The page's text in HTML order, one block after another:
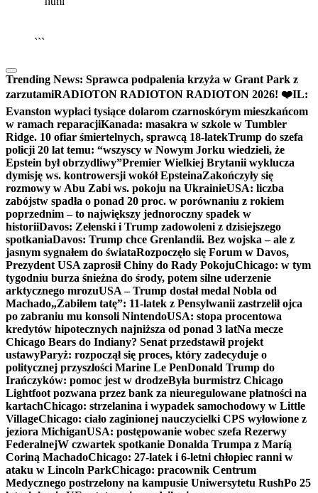
```
Trending News: Sprawca podpalenia krzyża w Grant Park z
zarzutamiRADIOTON RADIOTON RADIOTON 2026! ❤️IL:
Evanston wypłaci tysiące dolarom czarnoskórym mieszkańcom
w ramach reparacjiKanada: masakra w szkole w Tumbler
Ridge. 10 ofiar śmiertelnych, sprawcą 18-latekTrump do szefa
policji 20 lat temu: “wszyscy w Nowym Jorku wiedzieli, że
Epstein był obrzydliwy”Premier Wielkiej Brytanii wyklucza
dymisję ws. kontrowersji wokół EpsteinaZakończyły się
rozmowy w Abu Zabi ws. pokoju na UkrainieUSA: liczba
zabójstw spadła o ponad 20 proc. w porównaniu z rokiem
poprzednim – to największy jednoroczny spadek w
historiiDavos: Zełenski i Trump zadowoleni z dzisiejszego
spotkaniaDavos: Trump chce Grenlandii. Bez wojska – ale z
jasnym sygnałem do świataRozpoczęło się Forum w Davos,
Prezydent USA zaprosił Chiny do Rady PokojuChicago: w tym
tygodniu burza śnieżna do środy, potem silne uderzenie
arktycznego mrozuUSA – Trump dostał medal Nobla od
Machado„Zabiłem tatę”: 11-latek z Pensylwanii zastrzelił ojca
po zabraniu mu konsoli NintendoUSA: stopa procentowa
kredytów hipotecznych najniższa od ponad 3 latNa mecze
Chicago Bears do Indiany? Senat przedstawił projekt
ustawyParyż: rozpoczął się proces, który zadecyduje o
politycznej przyszłości Marine Le PenDonald Trump do
Irańczyków: pomoc jest w drodzeByła burmistrz Chicago
Lightfoot pozwana przez bank za nieuregulowane płatności na
kartachChicago: strzelanina i wypadek samochodowy w Little
VillageChicago: ciało zaginionej nauczycielki CPS wyłowione z
jeziora MichiganUSA: postępowanie wobec szefa Rezerwy
FederalnejW czwartek spotkanie Donalda Trumpa z Maríą
Coriną MachadoChicago: 27-latek i 6-letni chłopiec ranni w
ataku w Lincoln ParkChicago: pracownik Centrum
Medycznego postrzelony na kampusie Uniwersytetu RushPo 25